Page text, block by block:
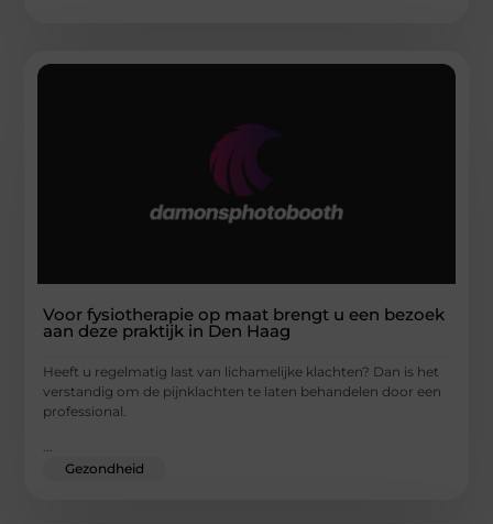
Voor fysiotherapie op maat brengt u een bezoek
aan deze praktijk in Den Haag
Heeft u regelmatig last van lichamelijke klachten? Dan is het
verstandig om de pijnklachten te laten behandelen door een
professional.
...
Gezondheid